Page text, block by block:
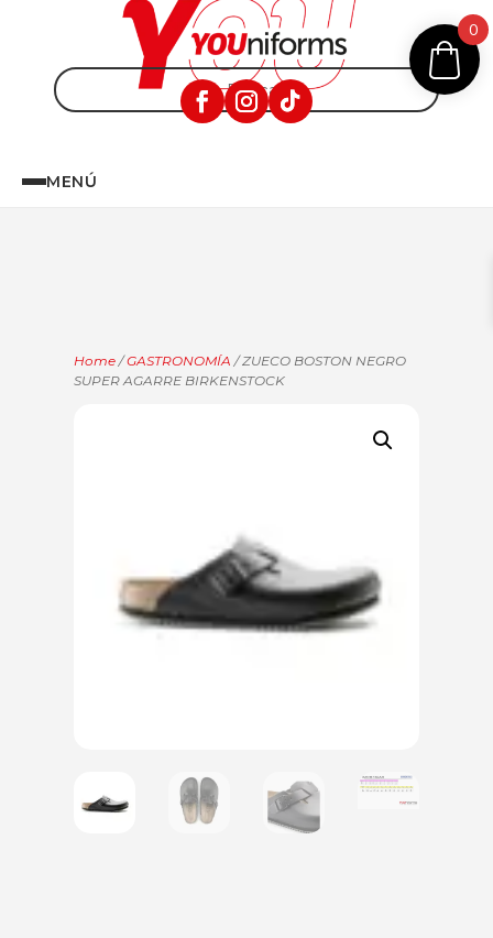
MENÚ
Home /GASTRONOMÍA / ZUECO BOSTON NEGRO
SUPER AGARRE BIRKENSTOCK
0